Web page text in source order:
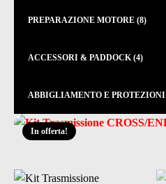
PREPARAZIONE MOTORE (8)
ACCESSORI & PADDOCK (4)
ABBIGLIAMENTO E PROTEZIONI
In offerta!